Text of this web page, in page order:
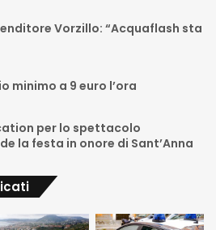
Vorzillo: “Acquaflash sta
minimo a 9 euro l’ora
per lo spettacolo
la festa in onore di Sant’Anna